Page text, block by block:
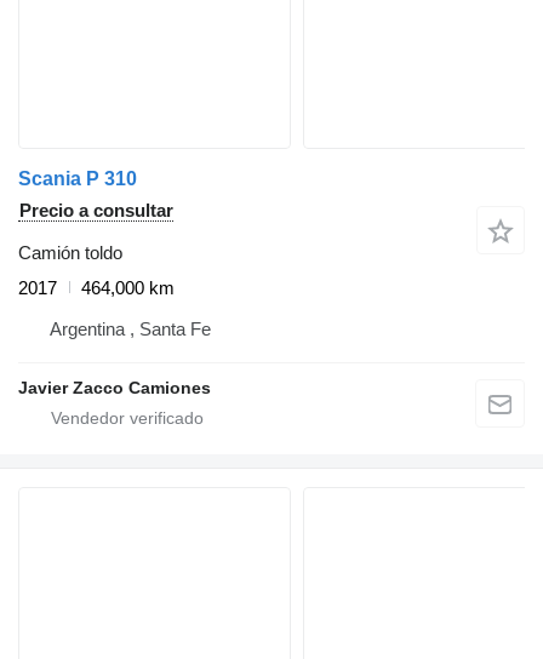
Scania P 310
Precio a consultar
Camión toldo
2017
464,000 km
Argentina , Santa Fe
Javier Zacco Camiones